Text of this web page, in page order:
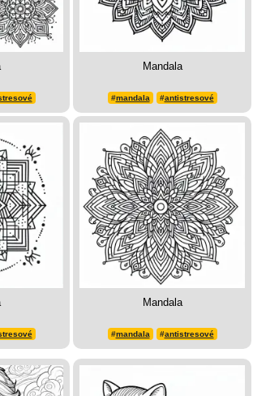
Mandala
#mandala #antistresové
Mandala
#mandala #antistresové